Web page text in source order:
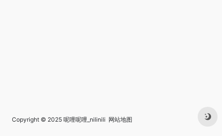
Copyright © 2025 呢哩呢哩_nilinili 网站地图